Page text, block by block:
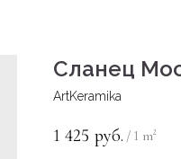
Сланец
ArtKeramika
1 425 руб. / 1 m²